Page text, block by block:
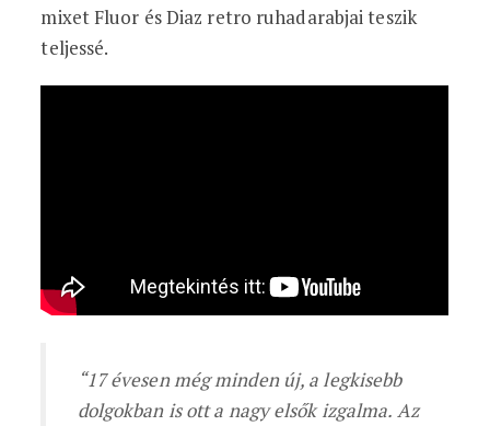
mixet Fluor és Diaz retro ruhadarabjai teszik
teljessé.
“17 évesen még minden új, a legkisebb
dolgokban is ott a nagy elsők izgalma. Az